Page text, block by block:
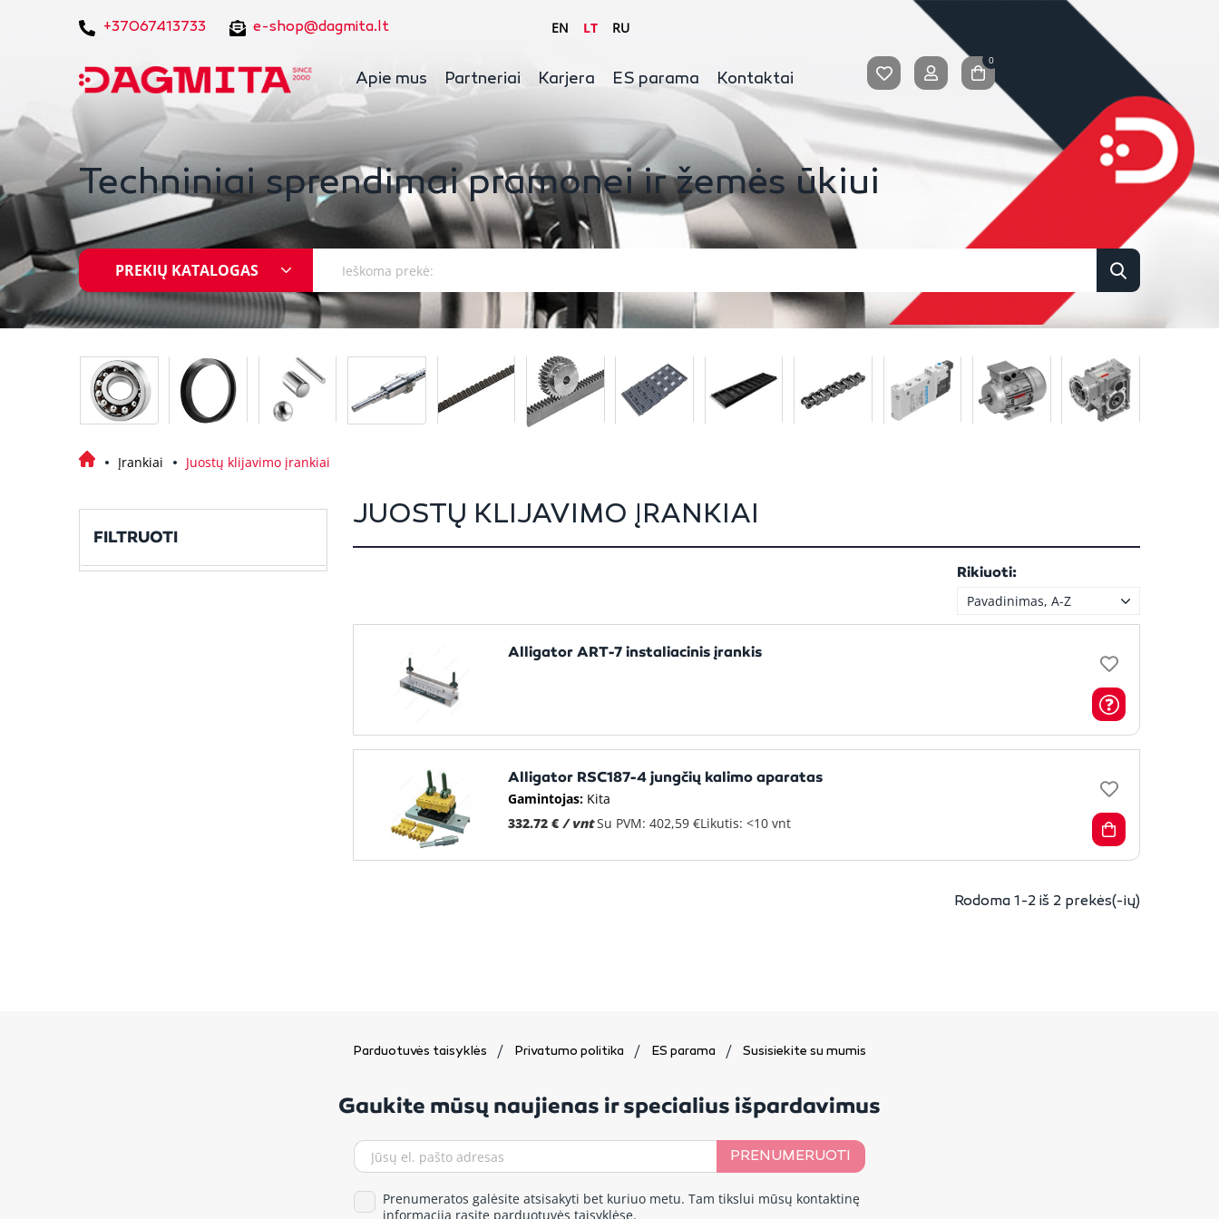
+37067413733 e-shop@dagmita.lt EN LT RU
Apie mus Partneriai Karjera ES parama Kontaktai
0
Techniniai sprendimai pramonei ir žemės ūkiui
PREKIŲ KATALOGAS
Įrankiai Juostų klijavimo įrankiai
FILTRUOTI
JUOSTŲ KLIJAVIMO ĮRANKIAI
Rikiuoti:
Pavadinimas, A-Z
Alligator ART-7 instaliacinis įrankis
Alligator RSC187-4 jungčių kalimo aparatas
Gamintojas: Kita
332.72 € / vnt Su PVM: 402,59 €Likutis: <10 vnt
Rodoma 1-2 iš 2 prekės(-ių)
Parduotuvės taisyklės Privatumo politika ES parama Susisiekite su mumis
Gaukite mūsų naujienas ir specialius išpardavimus
PRENUMERUOTI
Prenumeratos galėsite atsisakyti bet kuriuo metu. Tam tikslui mūsų kontaktinę
informaciją rasite parduotuvės taisyklėse.